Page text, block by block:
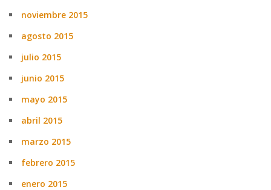
noviembre 2015
agosto 2015
julio 2015
junio 2015
mayo 2015
abril 2015
marzo 2015
febrero 2015
enero 2015